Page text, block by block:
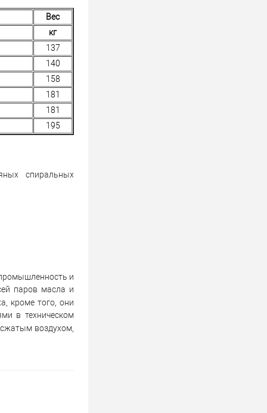
Вес
кг
137
140
158
181
181
195
спиральных
и
паров масла и
кроме того, они
в техническом
воздухом,